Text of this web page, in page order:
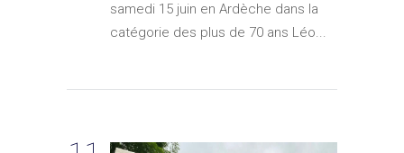
samedi 15 juin en Ardèche dans la
catégorie des plus de 70 ans Léo...